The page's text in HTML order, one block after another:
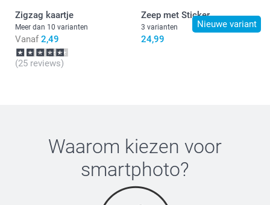
Zigzag kaartje
Meer dan 10 varianten
Vanaf 2,49
(25 reviews)
Nieuwe variant
Zeep met Sticker
3 varianten
24,99
Waarom kiezen voor
smartphoto?